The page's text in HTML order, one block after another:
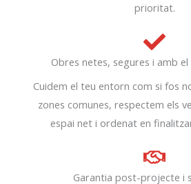
prioritat.
Obres netes, segures i amb
Cuidem el teu entorn com si fos
zones comunes, respectem els
espai net i ordenat en
Garantia post-projecte i